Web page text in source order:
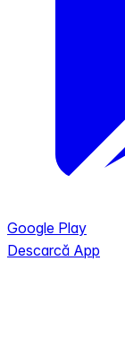
Google Play
Descarcă App